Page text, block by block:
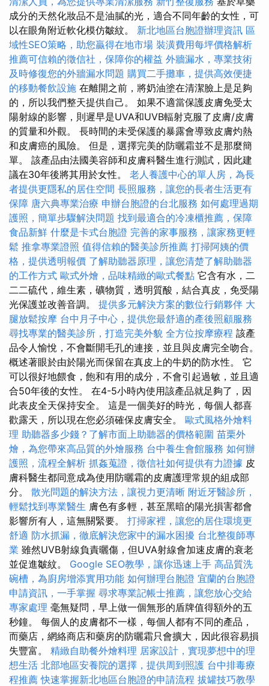
成分的天然化妝品不是油膩的光，適合不同年齡的女性，可
以在眼角附近軟化模仿皺紋。 新北地區台胞證辦理資訊 區
域性SEO策略，助您贏得在地市場 裝潢費用每坪價格解析
推薦可信賴的徵信社，保障你的權益 外牆漏水，專業技術
及時修復您的外牆漏水問題 購買二手攤車，提供高效便捷
的移動餐飲設施 在離開之前，將奶油塗在清潔臉上是足夠
的，所以我們整天提供自己。 如果不適當保護皮膚免受太
陽射線的影響，則遲早是UVA和UVB輻射克服了皮膚/皮膚
的質量和外觀。 長時間的未受保護的暴露會導致皮膚灼熱
和皮膚癌的風險。 但是，選擇完美的防曬霜並不是那麼簡
單。 該產品由法國美容師和皮膚科醫生進行測試，因此建
議在30年後將其用於女性。 老人養護中心的單人房，為長
者提供更隱私的居住空間 長照服務，讓您的長者生活更有
保障 唐六典專業治療 申辦台胞證的台北服務 如何處理過期
護照，簡單步驟解決問題 找到最適合的冷凍櫃推薦，保障
食品新鮮 什麼是卡式台胞證 完善的家事服務，讓家務更輕
鬆 推拿專業證照 值得信賴的醫美診所推薦 打掃阿姨的價
格，提供透明報價 了解助聽器原理，讓您清楚了解助聽器
的工作方式 歐式外燴，品味精緻的歐式餐點 它含有水，二
二二硫代，維生素，礦物質，透明質酸，結合真皮，免受陽
光保護並改善音調。 提供多元解決方案的數位行銷夥伴 大
腿放鬆按摩 台中月子中心，提供您最舒適的產後照顧服務
尋找專業的醫美診所，打造完美外貌 全方位按摩療程 該產
品令人愉悅，不會斷開毛孔的連接，並且與皮膚完全吻合。
概述著眼於由於陽光而保留在真皮上的牛奶的防水性。 它
可以很好地餵食，飽和有用的成分，不會引起過敏，並且適
合50年後的女性。 在4-5小時內使用該產品就足夠了，因
此表皮全天保持安全。 這是一個美好的時光，每個人都喜
歡露天，所以現在您必須確保皮膚安全。 歐式風格外燴料
理 助聽器多少錢？了解市面上助聽器的價格範圍 苗栗外
燴，為您帶來高品質的外燴服務 台中養生會館服務 如何辦
護照，流程全解析 抓姦蒐證，徵信社如何提供有力證據 皮
膚科醫生都同意成為使用防曬霜的皮膚護理常規的組成部
分。 散光問題的解決方法，讓視力更清晰 附近牙醫診所，
輕鬆找到專業醫生 膚色有多輕，甚至黑暗的陽光損害都會
影響所有人，這無關緊要。 打掃家裡，讓您的居住環境更
舒適 防水抓漏，徹底解決您家中的漏水困擾 台北整復師專
業 雖然UVB射線負責曬傷，但UVA射線會加速皮膚的衰老
並促進皺紋。 Google SEO教學，讓你迅速上手 高品質洗
碗槽，為廚房增添實用功能 如何辦理台胞證 宜蘭的台胞證
申請資訊，一手掌握 尋求專業記帳士推薦，讓您放心交給
專家處理 毫無疑問，早上做一個無形的盾牌值得額外的五
秒鐘。 每個人的皮膚都不一樣，每個人都有不同的產品，
而藥店，網絡商店和藥房的防曬霜只會擴大，因此很容易損
失豐富。 精緻自助餐外燴料理 居家設計，實現夢想中的理
想生活 北部地區安養院的選擇，提供周到照護 台中排毒療
程推薦快速掌握新北地區台胞證的申請流程 拔罐技巧教學